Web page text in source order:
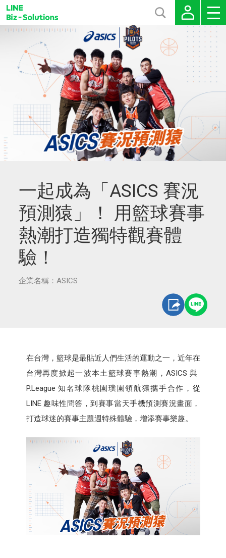
一起成為「ASICS 賽況
預測猿」！ 用籃球賽事
熱潮打造獨特觀賽體
驗！
企業名稱：ASICS
在台灣，籃球是最貼近人們生活的運動之一，近年在
台灣再度掀起一波本土籃球賽事熱潮，ASICS 與
P.League 知名球隊桃園璞園領航猿攜手合作，從
LINE 趣味性問答，到賽事當天手機預測賽況畫面，
打造球迷的賽事主題週特殊體驗，增添賽事樂趣。